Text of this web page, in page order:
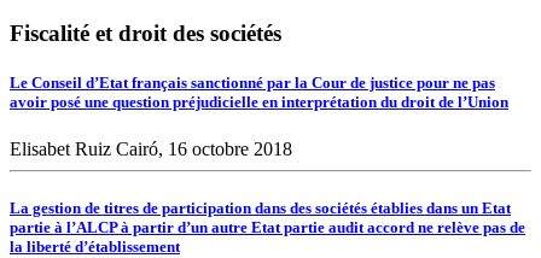
Fiscalité et droit des sociétés
Le Conseil d’Etat français sanctionné par la Cour de justice pour ne pas
avoir posé une question préjudicielle en interprétation du droit de l’Union
Elisabet Ruiz Cairó, 16 octobre 2018
La gestion de titres de participation dans des sociétés établies dans un Etat
partie à l’ALCP à partir d’un autre Etat partie audit accord ne relève pas de
la liberté d’établissement